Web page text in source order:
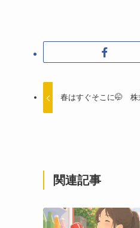
春はすぐそこに🤭 株
関連記事